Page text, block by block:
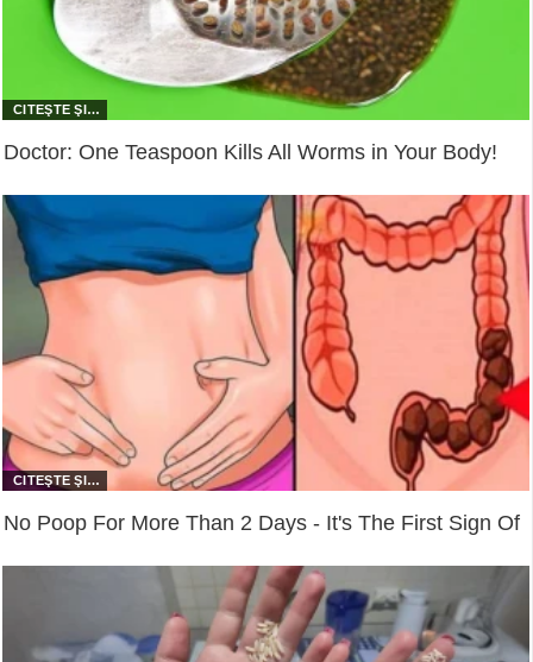
Doctor: One Teaspoon Kills All Worms in Your Body!
No Poop For More Than 2 Days - It's The First Sign Of